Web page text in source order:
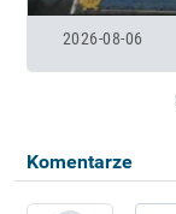
2026-08-06
Komentarze